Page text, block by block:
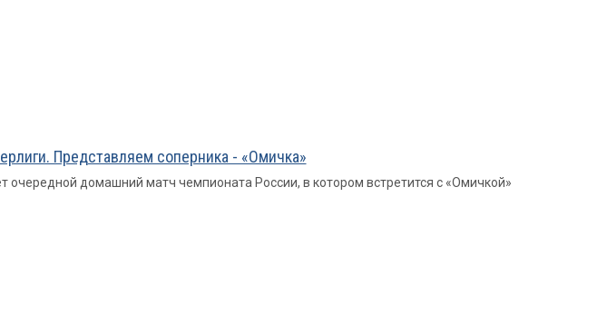
Представляем соперника - «Омичка»
очередной домашний матч чемпионата России, в котором встретится с «Омичкой»